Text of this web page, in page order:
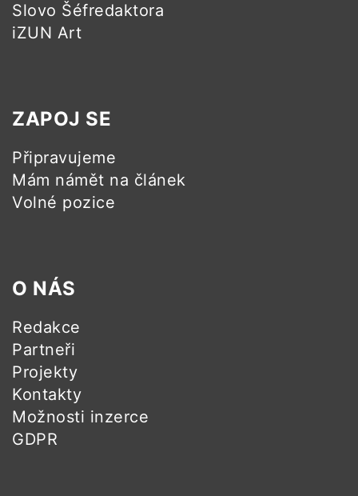
Slovo Šéfredaktora
iZUN Art
ZAPOJ SE
Připravujeme
Mám námět na článek
Volné pozice
O NÁS
Redakce
Partneři
Projekty
Kontakty
Možnosti inzerce
GDPR